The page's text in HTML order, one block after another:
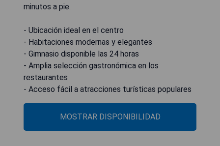
minutos a pie.
- Ubicación ideal en el centro
- Habitaciones modernas y elegantes
- Gimnasio disponible las 24 horas
- Amplia selección gastronómica en los
restaurantes
- Acceso fácil a atracciones turísticas populares
MOSTRAR DISPONIBILIDAD